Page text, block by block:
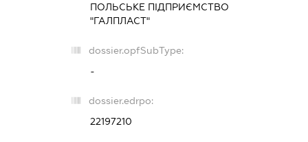
ПОЛЬСЬКЕ ПІДПРИЄМСТВО
"ГАЛПЛАСТ"
dossier.opfSubType:
-
dossier.edrpo:
22197210